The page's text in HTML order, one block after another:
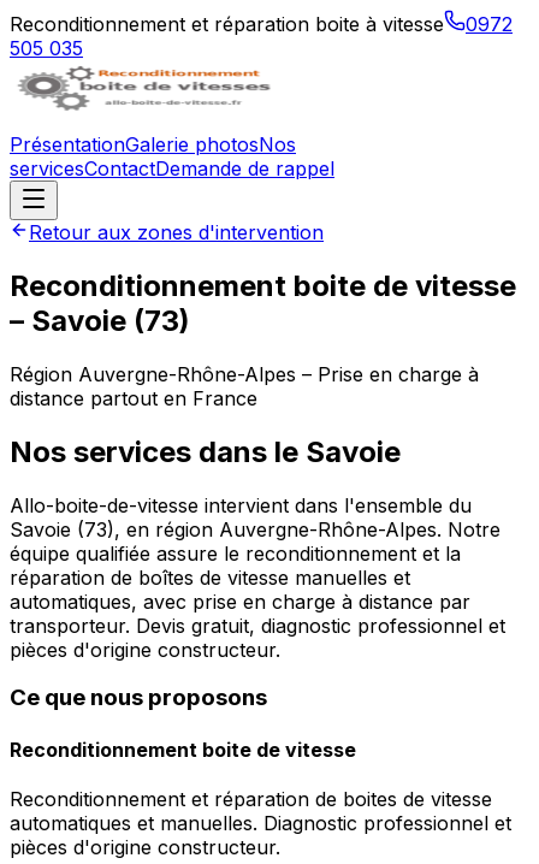
Reconditionnement et réparation boite à vitesse
0972
505 035
PrésentationGalerie photosNos
servicesContactDemande de rappel
Retour aux zones d'intervention
Reconditionnement boite de vitesse
– Savoie (73)
Région Auvergne-Rhône-Alpes – Prise en charge à
distance partout en France
Nos services dans le Savoie
Allo-boite-de-vitesse intervient dans l'ensemble du
Savoie (73), en région Auvergne-Rhône-Alpes. Notre
équipe qualifiée assure le reconditionnement et la
réparation de boîtes de vitesse manuelles et
automatiques, avec prise en charge à distance par
transporteur. Devis gratuit, diagnostic professionnel et
pièces d'origine constructeur.
Ce que nous proposons
Reconditionnement boite de vitesse
Reconditionnement et réparation de boites de vitesse
automatiques et manuelles. Diagnostic professionnel et
pièces d'origine constructeur.